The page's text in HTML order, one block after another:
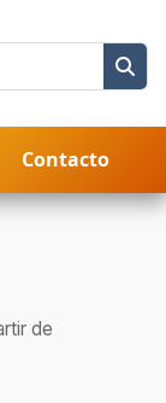
Contacto
de